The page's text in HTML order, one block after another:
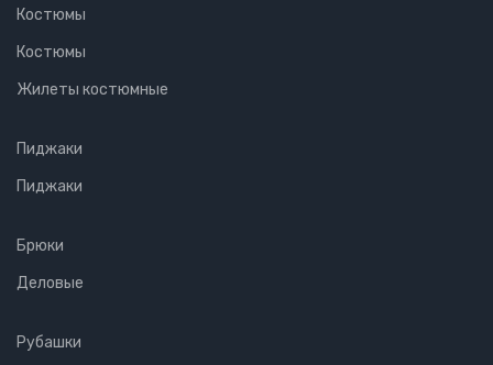
Костюмы
Костюмы
Жилеты костюмные
Пиджаки
Пиджаки
Брюки
Деловые
Рубашки